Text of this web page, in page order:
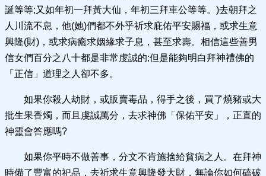
誕等等;又如年初一拜黃大仙，年初三拜車公等等。)去朝拜之
人川流不息，他(她)們都不外乎祈求庇佑平安賜福，或求生意
興隆(財)，或求病癒求姻緣求子息，甚至求壽。相信這些善男
信女們百分之八十都是非常虔誠的;但是能夠明白拜神禮佛的
「正信」道理之人卻不多。
如果你殺人劫財，或販賣毒品，得手之後，買了燒豬或大
批生果香燭，而且虔誠萬分，去求神佛「保佑平安」，正直的
神靈會答應嗎?
如果你平時不做善事，分文不肯施捨給貧病之人。在拜神
時備了豐富的祀品，去祈求生意興隆發大財，無論你如何磕破